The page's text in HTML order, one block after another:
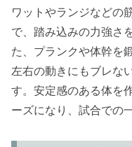
ワットやランジなどの
で、踏み込みの力強さ
た、プランクや体幹を
左右の動きにもブレな
す。安定感のある体を
ーズになり、試合での